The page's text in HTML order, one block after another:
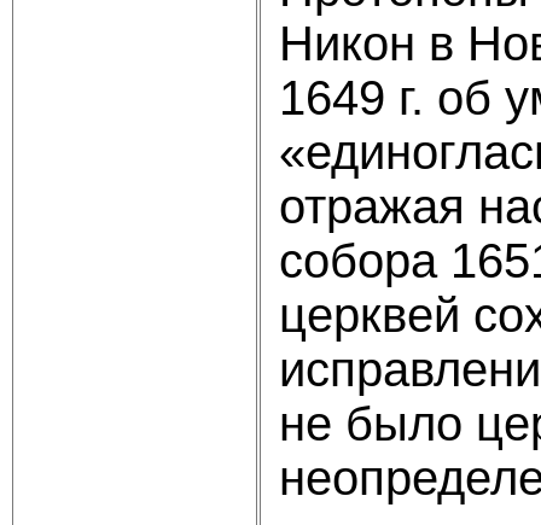
Никон в
1649 г. об
отражая
собора
церквей
не было